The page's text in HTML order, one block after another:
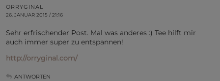
ORRYGINAL
26. JANUAR 2015 / 21:16
Sehr erfrischender Post. Mal was anderes :) Tee hilft mir
auch immer super zu entspannen!
http://orryginal.com/
ANTWORTEN